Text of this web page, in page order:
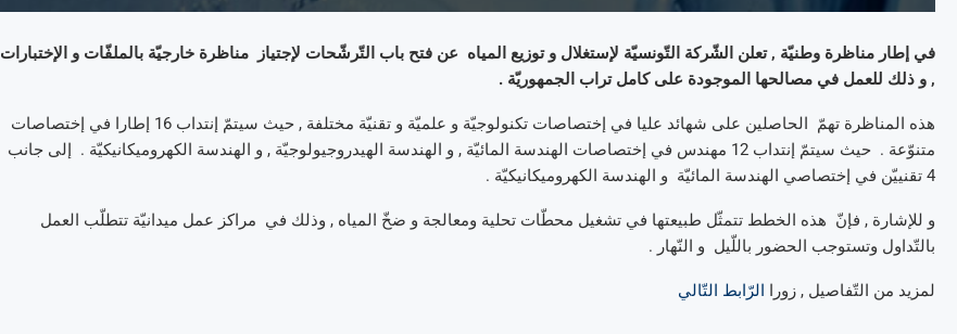
في إطار مناظرة وطنيّة , تعلن الشّركة التّونسيّة لإستغلال و توزيع المياه عن فتح باب التّرشّحات لإجتياز مناظرة خارجيّة بالملفّات و الإختبارات
, و ذلك للعمل في مصالحها الموجودة على كامل تراب الجمهوريّة .
هذه المناظرة تهمّ الحاصلين على شهائد عليا في إختصاصات تكنولوجيّة و علميّة و تقنيّة مختلفة , حيث سيتمّ إنتداب 16 إطارا في إختصاصات
متنوّعة . حيث سيتمّ إنتداب 12 مهندس في إختصاصات الهندسة المائيّة , و الهندسة الهيدروجيولوجيّة , و الهندسة الكهروميكانيكيّة . إلى جانب
4 تقنييّن في إختصاصي الهندسة المائيّة و الهندسة الكهروميكانيكيّة .
و للإشارة , فإنّ هذه الخطط تتمثّل طبيعتها في تشغيل محطّات تحلية ومعالجة و ضخّ المياه , وذلك في مراكز عمل ميدانيّة تتطلّب العمل
بالتّداول وتستوجب الحضور باللّيل و النّهار .
لمزيد من التّفاصيل , زورا الرّابط التّالي